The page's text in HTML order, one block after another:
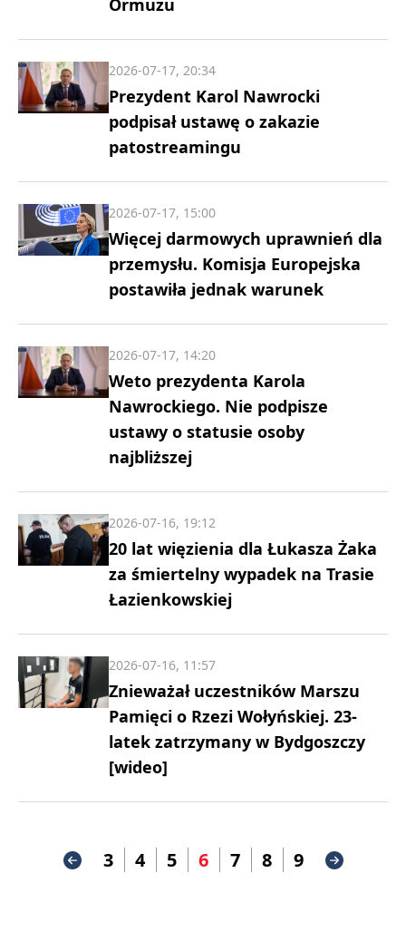
Ormuzu
Prezydent Karol Nawrocki
podpisał ustawę o zakazie
patostreamingu
2026-07-17, 20:34
Więcej darmowych uprawnień dla
przemysłu. Komisja Europejska
postawiła jednak warunek
2026-07-17, 15:00
Weto prezydenta Karola
Nawrockiego. Nie podpisze
ustawy o statusie osoby
najbliższej
2026-07-17, 14:20
20 lat więzienia dla Łukasza Żaka
za śmiertelny wypadek na Trasie
Łazienkowskiej
2026-07-16, 19:12
Znieważał uczestników Marszu
Pamięci o Rzezi Wołyńskiej. 23-
latek zatrzymany w Bydgoszczy
[wideo]
2026-07-16, 11:57
3 4 5 6 7 8 9